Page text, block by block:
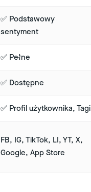
✅ Podstawowy
sentyment
✅ Pełne
✅ Dostępne
✅ Profil użytkownika, Tagi
FB, IG, TikTok, LI, YT, X,
Google, App Store